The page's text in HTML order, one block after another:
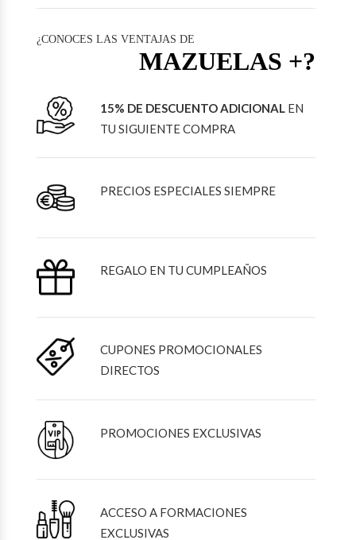
¿CONOCES LAS VENTAJAS DE
MAZUELAS +?
15% DE DESCUENTO ADICIONAL EN
TU SIGUIENTE COMPRA
PRECIOS ESPECIALES SIEMPRE
REGALO EN TU CUMPLEAÑOS
CUPONES PROMOCIONALES
DIRECTOS
PROMOCIONES EXCLUSIVAS
ACCESO A FORMACIONES
EXCLUSIVAS